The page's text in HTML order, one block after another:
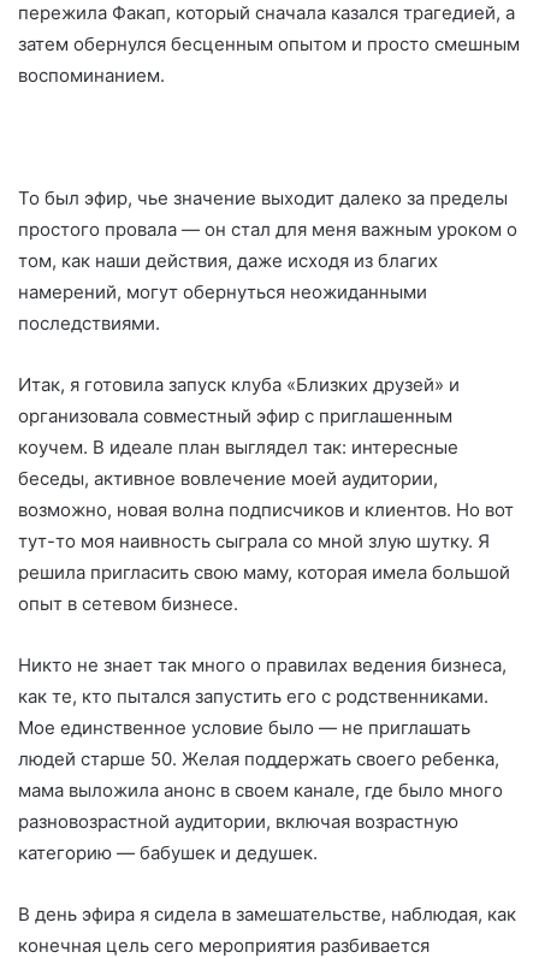
пережила Факап, который сначала казался трагедией, а
затем обернулся бесценным опытом и просто смешным
воспоминанием.
То был эфир, чье значение выходит далеко за пределы
простого провала — он стал для меня важным уроком о
том, как наши действия, даже исходя из благих
намерений, могут обернуться неожиданными
последствиями.
Итак, я готовила запуск клуба «Близких друзей» и
организовала совместный эфир с приглашенным
коучем. В идеале план выглядел так: интересные
беседы, активное вовлечение моей аудитории,
возможно, новая волна подписчиков и клиентов. Но вот
тут-то моя наивность сыграла со мной злую шутку. Я
решила пригласить свою маму, которая имела большой
опыт в сетевом бизнесе.
Никто не знает так много о правилах ведения бизнеса,
как те, кто пытался запустить его с родственниками.
Мое единственное условие было — не приглашать
людей старше 50. Желая поддержать своего ребенка,
мама выложила анонс в своем канале, где было много
разновозрастной аудитории, включая возрастную
категорию — бабушек и дедушек.
В день эфира я сидела в замешательстве, наблюдая, как
конечная цель сего мероприятия разбивается